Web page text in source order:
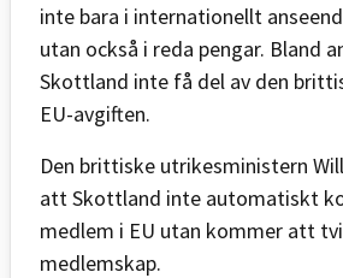
inte bara i internationellt
utan också i reda pengar. Bland
Skottland inte få del av den
EU-avgiften.
Den brittiske utrikesministern
att Skottland inte automatiskt
medlem i EU utan kommer att
medlemskap.